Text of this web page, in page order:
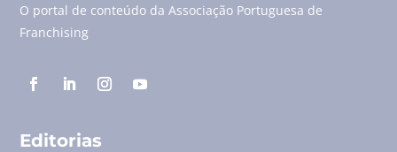
O portal de conteúdo da Associação Portuguesa de
Franchising
Editorias